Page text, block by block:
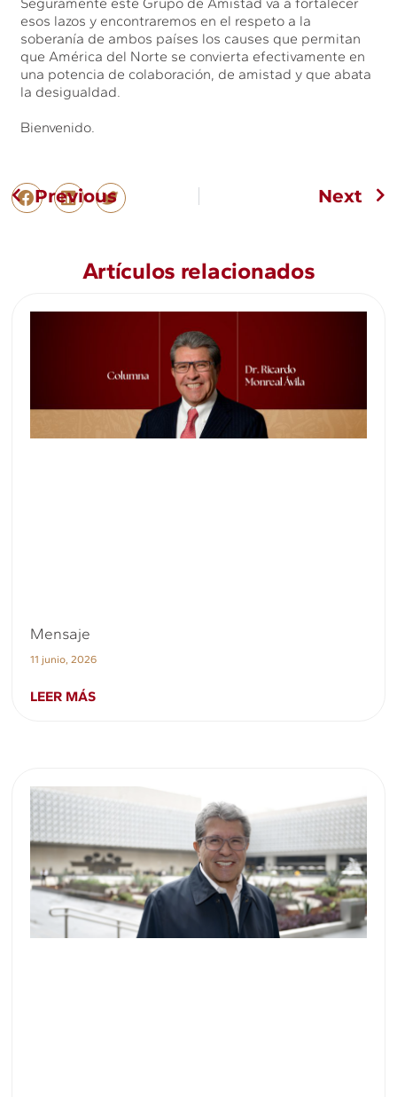
esos lazos y encontraremos en el respeto a la
soberanía de ambos países los causes que permitan
que América del Norte se convierta efectivamente en
una potencia de colaboración, de amistad y que abata
la desigualdad.
Bienvenido.
Previous Next
Artículos relacionados
Mensaje
11 junio, 2026
LEER MÁS